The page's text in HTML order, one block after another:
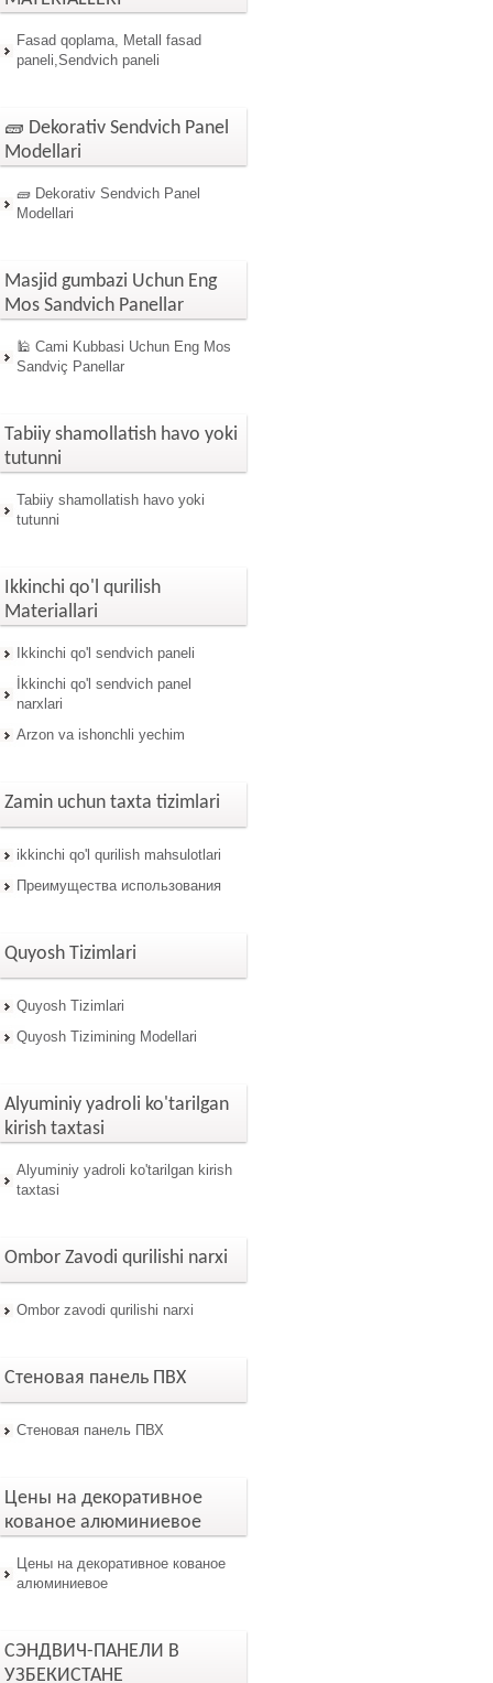
Fasad qoplama, Metall fasad
paneli,Sendvich paneli
🧱 Dekorativ Sendvich Panel
Modellari
🧱 Dekorativ Sendvich Panel
Modellari
Masjid gumbazi Uchun Eng
Mos Sandvich Panellar
🕌 Cami Kubbasi Uchun Eng Mos
Sandviç Panellar
Tabiiy shamollatish havo yoki
tutunni
Tabiiy shamollatish havo yoki
tutunni
Ikkinchi qo'l qurilish
Materiallari
Ikkinchi qo'l sendvich paneli
İkkinchi qo'l sendvich panel
narxlari
Arzon va ishonchli yechim
Zamin uchun taxta tizimlari
ikkinchi qo'l qurilish mahsulotlari
Преимущества использования
Quyosh Tizimlari
Quyosh Tizimlari
Quyosh Tizimining Modellari
Alyuminiy yadroli ko'tarilgan
kirish taxtasi
Alyuminiy yadroli ko'tarilgan kirish
taxtasi
Ombor Zavodi qurilishi narxi
Ombor zavodi qurilishi narxi
Стеновая панель ПВХ
Стеновая панель ПВХ
Цены на декоративное
кованое алюминиевое
Цены на декоративное кованое
алюминиевое
СЭНДВИЧ-ПАНЕЛИ В
УЗБЕКИСТАНЕ